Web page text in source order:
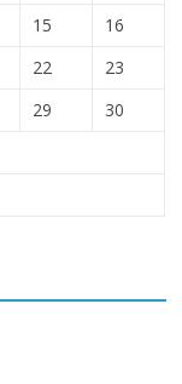
15
16
22
23
29
30